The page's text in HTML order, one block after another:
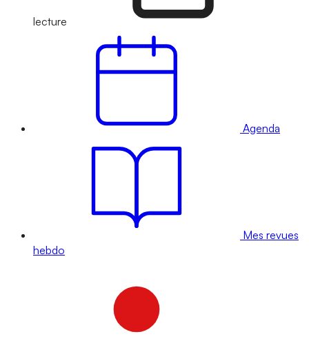
lecture
Agenda
Mes revues
hebdo